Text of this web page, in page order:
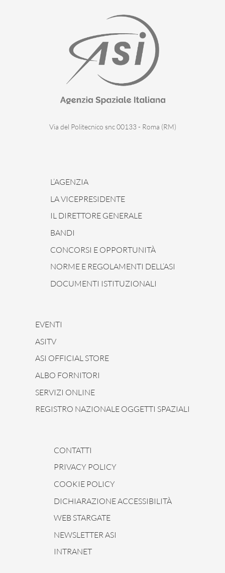
Via del Politecnico snc 00133 - Roma (RM)
L’AGENZIA
LA VICEPRESIDENTE
IL DIRETTORE GENERALE
BANDI
CONCORSI E OPPORTUNITÀ
NORME E REGOLAMENTI DELL’ASI
DOCUMENTI ISTITUZIONALI
EVENTI
ASITV
ASI OFFICIAL STORE
ALBO FORNITORI
SERVIZI ONLINE
REGISTRO NAZIONALE OGGETTI SPAZIALI
CONTATTI
PRIVACY POLICY
COOKIE POLICY
DICHIARAZIONE ACCESSIBILITÀ
WEB STARGATE
NEWSLETTER ASI
INTRANET